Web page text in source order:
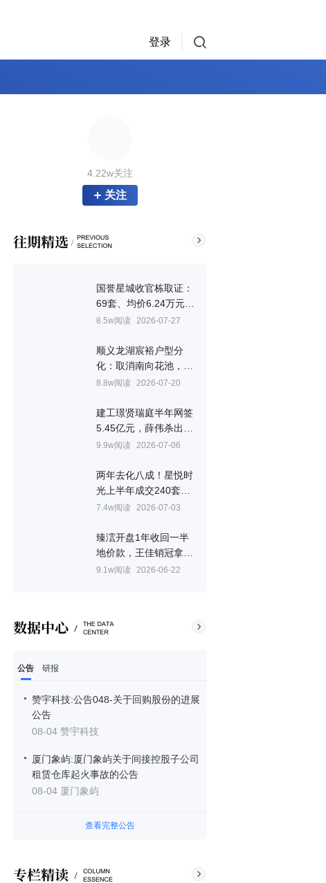
登录
4.22w关注
关注
国誉星城收官栋取证：
69套、均价6.24万元/
㎡
8.5w阅读 2026-07-27
顺义龙湖宸裕户型分
化：取消南向花池，全
景舱边厅成最大看点
8.8w阅读 2026-07-20
建工璟贤瑞庭半年网签
5.45亿元，薛伟杀出重
围拿下房山销冠
9.9w阅读 2026-07-06
两年去化八成！星悦时
光上半年成交240套，
韩跃联手叶晨拿下顺义
7.4w阅读 2026-07-03
臻澐开盘1年收回一半
地价款，王佳销冠拿到
手软
9.1w阅读 2026-06-22
公告 研报
赞宇科技:公告048-关于回购股份的进展
公告
08-04 赞宇科技
厦门象屿:厦门象屿关于间接控股子公司
租赁仓库起火事故的公告
08-04 厦门象屿
查看完整公告